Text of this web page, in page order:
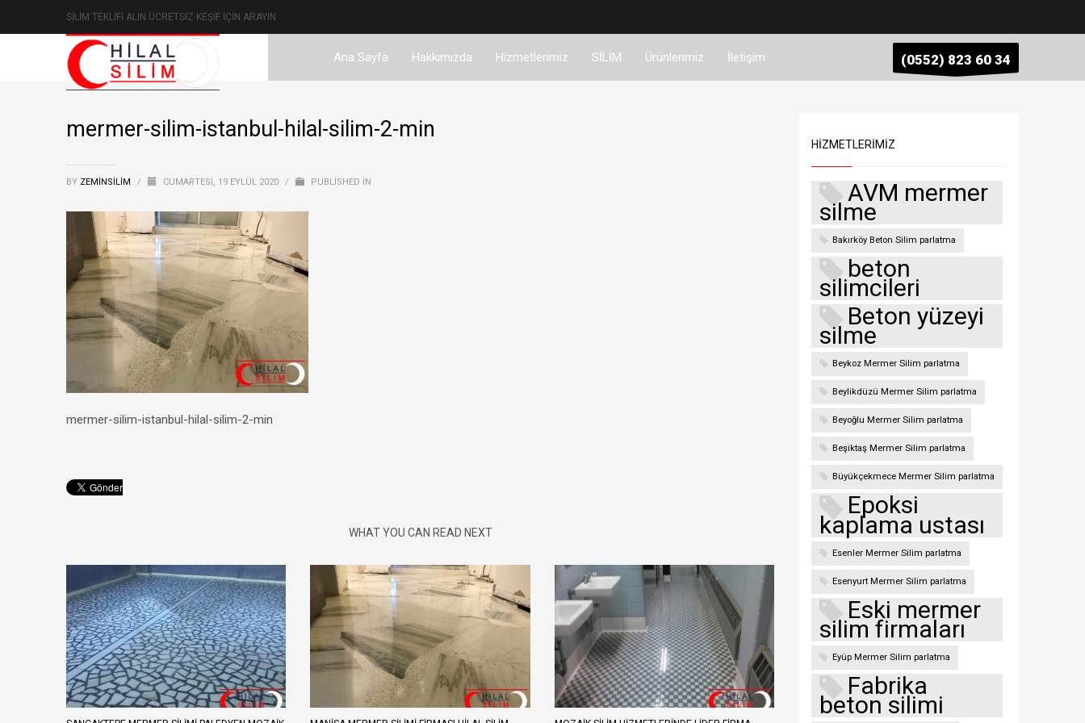
SİLİM TEKLİFİ ALIN ÜCRETSİZ KEŞİF İÇİN ARAYIN
Ana Sayfa Hakkımızda Hizmetlerimiz SİLİM Ürünlerimiz İletişim (0552) 823 60 34
mermer-silim-istanbul-hilal-silim-2-min
BY ZEMINSILIM / CUMARTESI, 19 EYLÜL 2020 / PUBLISHED IN
mermer-silim-istanbul-hilal-silim-2-min
WHAT YOU CAN READ NEXT
HIZMETLERIMIZ
AVM mermer
silme
Bakırköy Beton Silim parlatma
beton
silimcileri
Beton yüzeyi
silme
Beykoz Mermer Silim parlatma
Beylikdüzü Mermer Silim parlatma
Beyoğlu Mermer Silim parlatma
Beşiktaş Mermer Silim parlatma
Büyükçekmece Mermer Silim parlatma
Epoksi
kaplama ustası
Esenler Mermer Silim parlatma
Esenyurt Mermer Silim parlatma
Eski mermer
silim firmaları
Eyüp Mermer Silim parlatma
Fabrika
beton silimi